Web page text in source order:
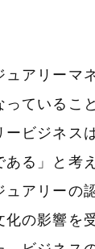
アリーマ
っているこ
ービジネス
ある」と考
ュアリーの
の影響を